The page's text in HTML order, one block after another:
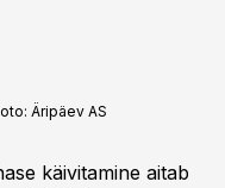
Äripäev AS
käivitamine aitab